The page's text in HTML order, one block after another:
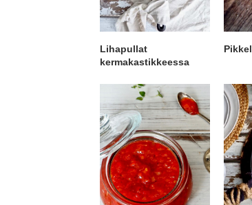
Lihapullat
kermakastikkeessa